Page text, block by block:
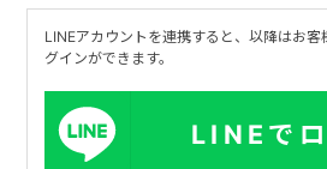
LINEアカウントを連携すると、以降はお客
グインができます。
LINEで